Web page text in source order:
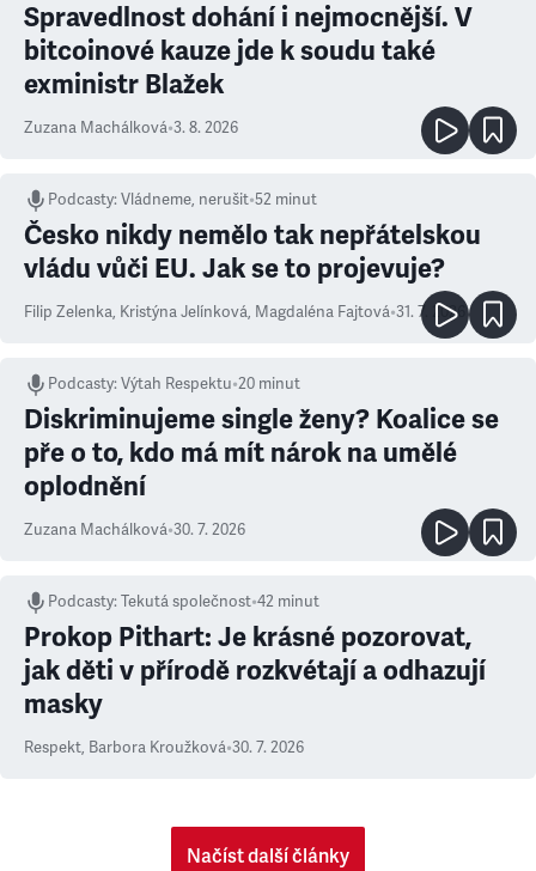
Spravedlnost dohání i nejmocnější. V
bitcoinové kauze jde k soudu také
exministr Blažek
Zuzana Machálková•3. 8. 2026
Podcasty:Vládneme, nerušit•52 minut
Česko nikdy nemělo tak nepřátelskou
vládu vůči EU. Jak se to projevuje?
Filip Zelenka, Kristýna Jelínková, Magdaléna Fajtová•31. 7. 2026
Podcasty:Výtah Respektu•20 minut
Diskriminujeme single ženy? Koalice se
pře o to, kdo má mít nárok na umělé
oplodnění
Zuzana Machálková•30. 7. 2026
Podcasty:Tekutá společnost•42 minut
Prokop Pithart: Je krásné pozorovat,
jak děti v přírodě rozkvétají a odhazují
masky
Respekt, Barbora Kroužková•30. 7. 2026
Načíst další články